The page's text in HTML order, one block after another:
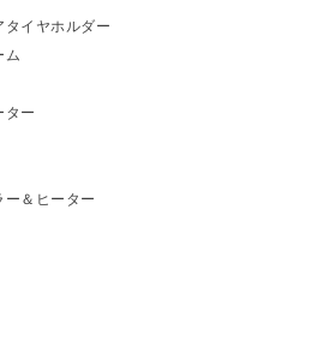
タイヤホルダー
ム
ター
ー＆ヒーター